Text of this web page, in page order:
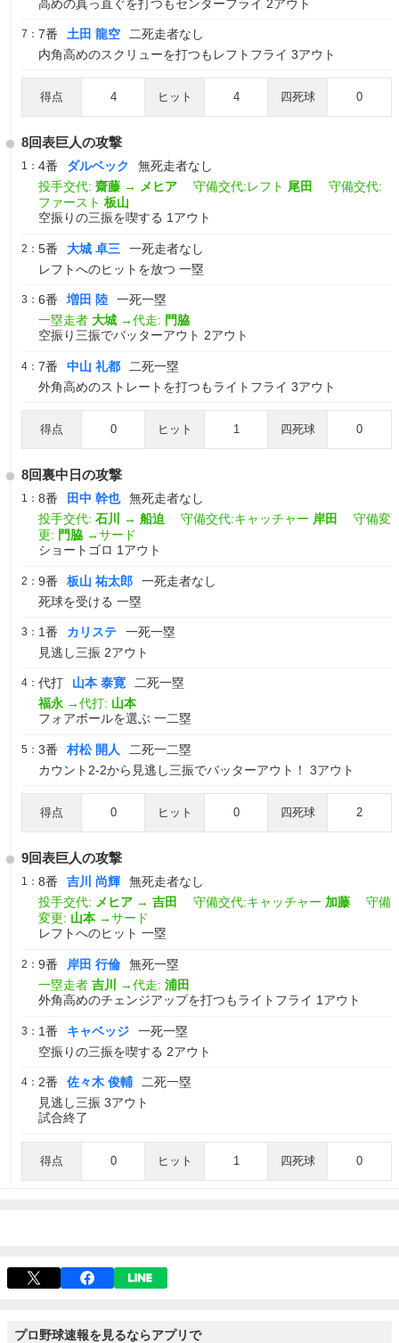
高めの真っ直ぐを打つもセンターフライ 2アウト
7： 7番 土田 龍空
二死走者なし
内角高めのスクリューを打つもレフトフライ 3アウト
得点 4 ヒット 4 四死球 0
8回表巨人の攻撃
1： 4番 ダルベック
無死走者なし
投手交代: 齋藤 → メヒア 守備交代:レフト 尾田
守備交代:
ファースト 板山
空振りの三振を喫する 1アウト
2： 5番 大城 卓三
一死走者なし
レフトへのヒットを放つ 一塁
3： 6番 増田 陸
一死一塁
一塁走者 大城 →代走: 門脇
空振り三振でバッターアウト 2アウト
4： 7番 中山 礼都
二死一塁
外角高めのストレートを打つもライトフライ 3アウト
得点 0 ヒット 1 四死球 0
8回裏中日の攻撃
1： 8番 田中 幹也
無死走者なし
投手交代: 石川 → 船迫 守備交代:キャッチャー 岸田
守備変
更: 門脇 →サード
ショートゴロ 1アウト
2： 9番 板山 祐太郎
一死走者なし
死球を受ける 一塁
3： 1番 カリステ
一死一塁
見逃し三振 2アウト
4： 代打 山本 泰寛
二死一塁
福永 →代打: 山本
フォアボールを選ぶ 一二塁
5： 3番 村松 開人
二死一二塁
カウント2-2から見逃し三振でバッターアウト！ 3アウト
得点 0 ヒット 0 四死球 2
9回表巨人の攻撃
1： 8番 吉川 尚輝
無死走者なし
投手交代: メヒア → 吉田 守備交代:キャッチャー 加藤
守備
変更: 山本 →サード
レフトへのヒット 一塁
2： 9番 岸田 行倫
無死一塁
一塁走者 吉川 →代走: 浦田
外角高めのチェンジアップを打つもライトフライ 1アウト
3： 1番 キャベッジ
一死一塁
空振りの三振を喫する 2アウト
4： 2番 佐々木 俊輔
二死一塁
見逃し三振 3アウト
試合終了
得点 0 ヒット 1 四死球 0
プロ野球速報を見るならアプリで